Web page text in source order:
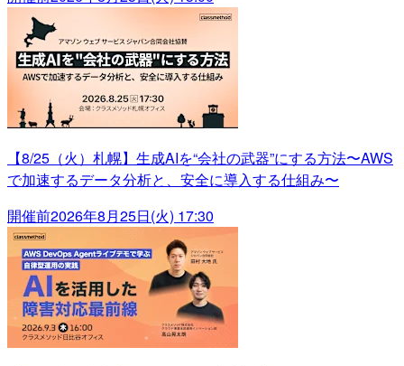
【8/25（火）札幌】生成AIを“会社の武器”にする方法〜AWS
で加速するデータ分析と、安全に導入する仕組み〜
開催前2026年8月25日(火) 17:30